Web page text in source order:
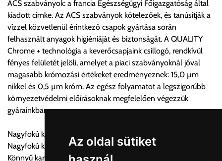
Az oldal sütiket
Ingyenes szállítási lehetőség nincs!
Egyes termékek súlyát a program nem ismeri, rendelés esetén
a központ igazolja vissza. Amennyiben a költséget az Ön által
gondoltnál magasabb értékben igazoljuk vissza, úgy a
visszaigazolástól számított 24 órán belül a terméket
lemondhatja, vagy kérheti a személyes átvételre való
módosítását.
FIGYELEM!!
KERÁMIA TERMÉKEK SZÁLLÍTATÁSA NEM, VAGY CSAK
FELELŐSSÉGÉRE LEHETSÉGES!!
ACS szabványok: a francia Egészségügyi Főigazgatóság által
kiadott címke. Az ACS szabványok kötelezőek, és tanúsítják a
vízzel közvetlenül érintkező csapok gyártása során
felhasznált anyagok higiéniáját és biztonságát. A QUALITY
Chrome + technológia a keverőcsapjaink csillogó, rendkívül
fényes felületét jelöli, amelyet a piaci szabványoknál jóval
magasabb krómozási értékeket eredményeznek: 15,0 µm
nikkel és 0,5 µm króm. Az egész folyamatot a legszigorúbb
környezetvédelmi előírásoknak megfelelően végezzük
gyárainkban.
Nagyfokú kopás- és karcállóság
Nagyfokú korrózióállóság
Könnyű karbantarthatóság